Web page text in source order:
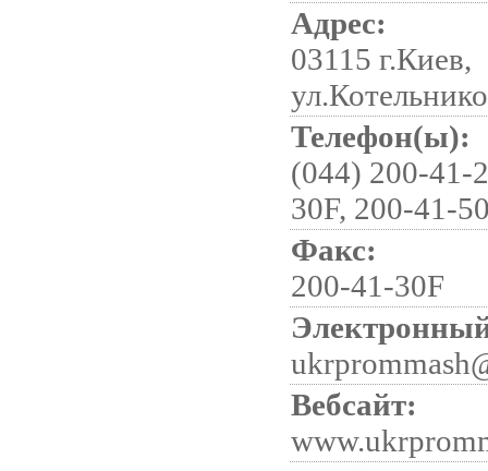
Адрес:
03115 г.Киев,
Телефон(ы):
(044) 200-41-
30F, 200-41-
Факс:
200-41-30F
Вебсайт: